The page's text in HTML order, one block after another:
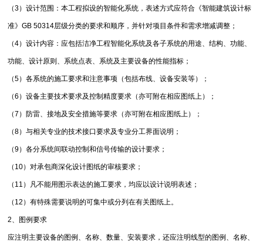
（3）设计范围：本工程拟设的智能化系统，表述方式应符合《智能建筑设计标
准》GB 50314层级分类的要求和顺序，并针对项目条件和需求增减调整；
（4）设计内容：应包括洁净工程智能化系统及各子系统的用途、结构、功能、
功能、设计原则、系统点表、系统及主要设备的性能指标；
（5）各系统的施工要求和注意事项（包括布线、设备安装等）；
（6）设备主要技术要求及控制精度要求（亦可附在相应图纸上）；
（7）防雷、接地及安全措施等要求（亦可附在相应图纸上）；
（8）与相关专业的技术接口要求及专业分工界面说明；
（9）各分系统间联动控制和信号传输的设计要求；
（10）对承包商深化设计图纸的审核要求；
（11）凡不能用图示表达的施工要求，均应以设计说明表述；
（12）有特殊需要说明的可集中或分列在有关图纸上。
2、图例要求
应注明主要设备的图例、名称、数量、安装要求，还应注明线型的图例、名称、